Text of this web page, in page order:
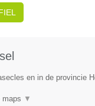
en in de provincie
maps ▼